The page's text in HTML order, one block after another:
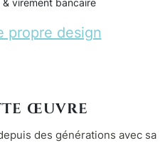
propre design
ŒUVRE
des générations avec sa